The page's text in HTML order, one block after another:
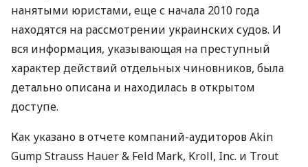
нанятыми юристами, еще с начала 2010 года
находятся на рассмотрении украинских судов. И
вся информация, указывающая на преступный
характер действий отдельных чиновников, была
детально описана и находилась в открытом
доступе.
Как указано в отчете компаний-аудиторов Akin
Gump Strauss Hauer & Feld Маrk, Kroll, Inc. и Trout